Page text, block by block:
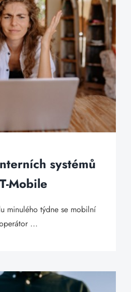
systémů
Mobile
minulého týdne se mobilní
...